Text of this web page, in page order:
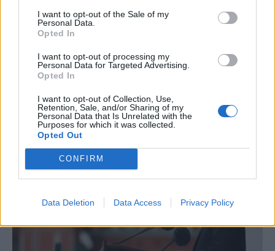
I want to opt-out of the Sale of my
Personal Data.
Opted In
I want to opt-out of processing my
Personal Data for Targeted Advertising.
Opted In
I want to opt-out of Collection, Use,
Retention, Sale, and/or Sharing of my
Personal Data that Is Unrelated with the
Purposes for which it was collected.
Opted Out
CONFIRM
Data Deletion Data Access Privacy Policy
Тој рече дека тие се инспирирани од подвигот
на советската генерација и потврди дека
руските сили денес се соочуваат со „агресивна
сила“ вооружена и поддржана од блокот на
НАТО.
На крајот од говорот, Путин рече дека руската
кауза е праведна, дека народот е обединет и
дека „победата отсекогаш била и отсекогаш ќе
биде“ руска.